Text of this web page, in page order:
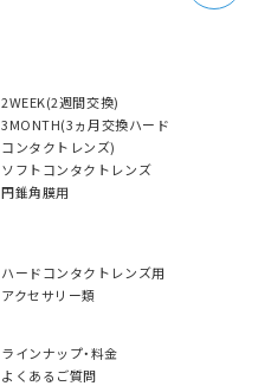
2WEEK(2週間交換)
3MONTH(3ヵ月交換ハード
コンタクトレンズ)
ソフトコンタクトレンズ
円錐角膜用
ハードコンタクトレンズ用
アクセサリー類
ラインナップ・料金
よくあるご質問